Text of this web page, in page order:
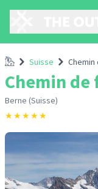
Accueil
Suisse
Chemin
Berne (Suisse)
★★★★★